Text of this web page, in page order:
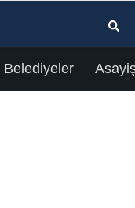
Belediyeler